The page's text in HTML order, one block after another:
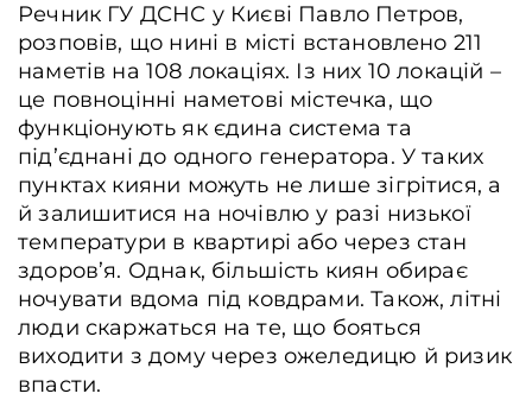
Речник ГУ ДСНС у Києві Павло Петров,
розповів, що нині в місті встановлено 211
наметів на 108 локаціях. Із них 10 локацій –
це повноцінні наметові містечка, що
функціонують як єдина система та
під’єднані до одного генератора. У таких
пунктах кияни можуть не лише зігрітися, а
й залишитися на ночівлю у разі низької
температури в квартирі або через стан
здоров’я. Однак, більшість киян обирає
ночувати вдома під ковдрами. Також, літні
люди скаржаться на те, що бояться
виходити з дому через ожеледицю й ризик
впасти.